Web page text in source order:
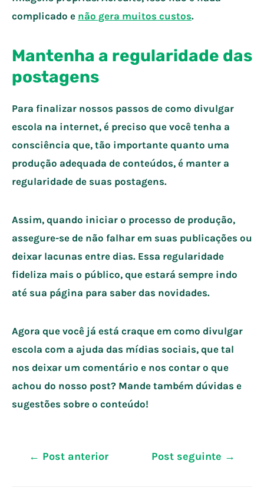
complicado e não gera muitos custos.
Mantenha a regularidade das
postagens
Para finalizar nossos passos de como divulgar
escola na internet, é preciso que você tenha a
consciência que, tão importante quanto uma
produção adequada de conteúdos, é manter a
regularidade de suas postagens.
Assim, quando iniciar o processo de produção,
assegure-se de não falhar em suas publicações ou
deixar lacunas entre dias. Essa regularidade
fideliza mais o público, que estará sempre indo
até sua página para saber das novidades.
Agora que você já está craque em como divulgar
escola com a ajuda das mídias sociais, que tal
nos deixar um comentário e nos contar o que
achou do nosso post? Mande também dúvidas e
sugestões sobre o conteúdo!
Navegação
← Post anterior Post seguinte →